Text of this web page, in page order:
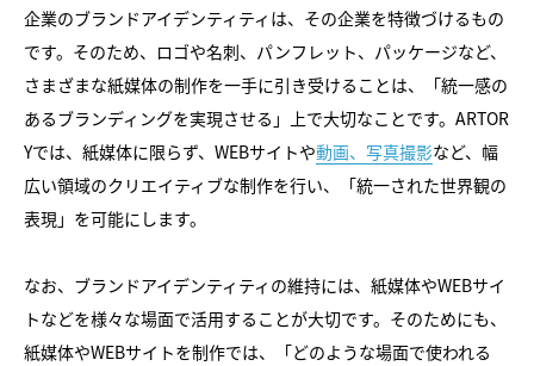
企業のブランドアイデンティティは、その企業を特徴づけるもの
です。そのため、ロゴや名刺、パンフレット、パッケージなど、
さまざまな紙媒体の制作を一手に引き受けることは、「統一感の
あるブランディングを実現させる」上で大切なことです。ARTOR
Yでは、紙媒体に限らず、WEBサイトや動画、写真撮影など、幅
広い領域のクリエイティブな制作を行い、「統一された世界観の
表現」を可能にします。
なお、ブランドアイデンティティの維持には、紙媒体やWEBサイ
トなどを様々な場面で活用することが大切です。そのためにも、
紙媒体やWEBサイトを制作では、「どのような場面で使われる